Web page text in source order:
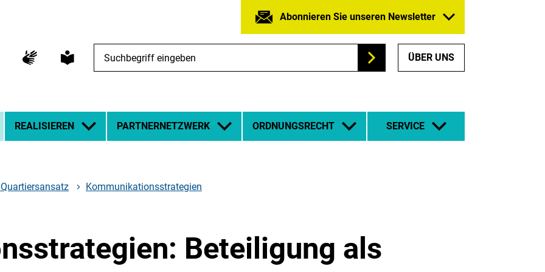
Abonnieren Sie unseren Newsletter
eingeben
Suchen
ÜBER UNS
REALISIEREN PARTNERNETZWERK ORDNUNGSRECHT SERVICE
Quartiersansatz Kommunikationsstrategien
Beteiligung als